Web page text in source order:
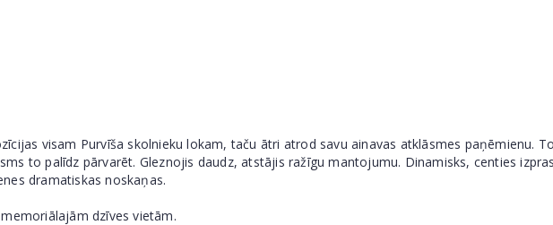
visam Purvīša skolnieku lokam, taču ātri atrod savu ainavas atklāsmes paņēmienu.
to palīdz pārvarēt. Gleznojis daudz, atstājis ražīgu mantojumu. Dinamisks, centies
dramatiskas noskaņas.
dzīves vietām.